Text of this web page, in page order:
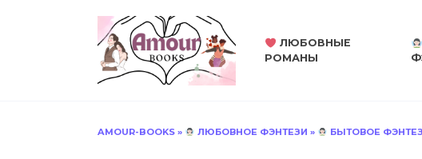
ЛЮБОВНЫЕ
РОМАНЫ
AMOUR-BOOKS » ЛЮБОВНОЕ ФЭНТЕЗИ » БЫТОВОЕ